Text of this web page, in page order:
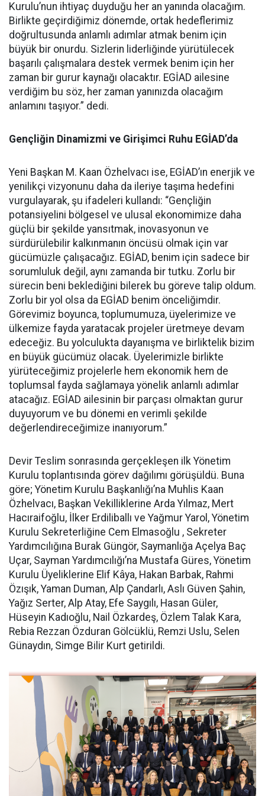
Kurulu’nun ihtiyaç duyduğu her an yanında olacağım.
Birlikte geçirdiğimiz dönemde, ortak hedeflerimiz
doğrultusunda anlamlı adımlar atmak benim için
büyük bir onurdu. Sizlerin liderliğinde yürütülecek
başarılı çalışmalara destek vermek benim için her
zaman bir gurur kaynağı olacaktır. EGİAD ailesine
verdiğim bu söz, her zaman yanınızda olacağım
anlamını taşıyor.” dedi.
Gençliğin Dinamizmi ve Girişimci Ruhu EGİAD’da
Yeni Başkan M. Kaan Özhelvacı ise, EGİAD’ın enerjik ve
yenilikçi vizyonunu daha da ileriye taşıma hedefini
vurgulayarak, şu ifadeleri kullandı: “Gençliğin
potansiyelini bölgesel ve ulusal ekonomimize daha
güçlü bir şekilde yansıtmak, inovasyonun ve
sürdürülebilir kalkınmanın öncüsü olmak için var
gücümüzle çalışacağız. EGİAD, benim için sadece bir
sorumluluk değil, aynı zamanda bir tutku. Zorlu bir
sürecin beni beklediğini bilerek bu göreve talip oldum.
Zorlu bir yol olsa da EGİAD benim önceliğimdir.
Görevimiz boyunca, toplumumuza, üyelerimize ve
ülkemize fayda yaratacak projeler üretmeye devam
edeceğiz. Bu yolculukta dayanışma ve birliktelik bizim
en büyük gücümüz olacak. Üyelerimizle birlikte
yürüteceğimiz projelerle hem ekonomik hem de
toplumsal fayda sağlamaya yönelik anlamlı adımlar
atacağız. EGİAD ailesinin bir parçası olmaktan gurur
duyuyorum ve bu dönemi en verimli şekilde
değerlendireceğimize inanıyorum.”
Devir Teslim sonrasında gerçekleşen ilk Yönetim
Kurulu toplantısında görev dağılımı görüşüldü. Buna
göre; Yönetim Kurulu Başkanlığı’na Muhlis Kaan
Özhelvacı, Başkan Vekilliklerine Arda Yılmaz, Mert
Hacıraifoğlu, İlker Erdiliballı ve Yağmur Yarol, Yönetim
Kurulu Sekreterliğine Cem Elmasoğlu , Sekreter
Yardımcılığına Burak Güngör, Saymanlığa Açelya Baç
Uçar, Sayman Yardımcılığı’na Mustafa Güres, Yönetim
Kurulu Üyeliklerine Elif Kâya, Hakan Barbak, Rahmi
Özışık, Yaman Duman, Alp Çandarlı, Aslı Güven Şahin,
Yağız Serter, Alp Atay, Efe Saygılı, Hasan Güler,
Hüseyin Kadıoğlu, Nail Özkardeş, Özlem Talak Kara,
Rebia Rezzan Özduran Gölcüklü, Remzi Uslu, Selen
Günaydın, Simge Bilir Kurt getirildi.